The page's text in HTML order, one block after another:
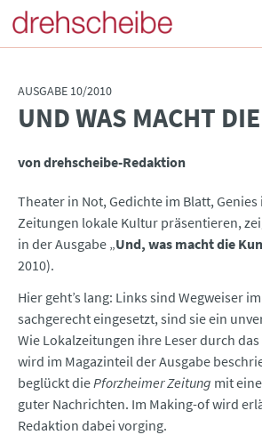
AUSGABE 10/2010
:UND WAS MACHT
von drehscheibe-Redaktion
Theater in Not, Gedichte im Blatt,
Zeitungen lokale Kultur präsentieren,
in der Ausgabe „Und, was macht die
2010).
Hier geht’s lang: Links sind Wegweiser
sachgerecht eingesetzt, sind sie ein
Wie Lokalzeitungen ihre Leser durch
wird im Magazinteil der Ausgabe
beglückt diePforzheimer Zeitung mit
guter Nachrichten. Im Making-of wird
Redaktion dabei vorging.